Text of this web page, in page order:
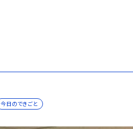
今日のできごと